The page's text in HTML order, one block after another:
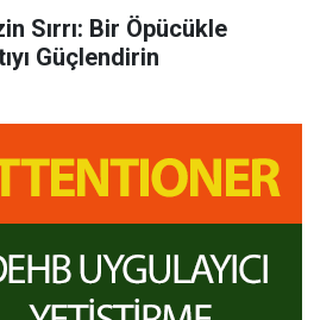
Sırrı: Bir Öpücükle
Güçlendirin